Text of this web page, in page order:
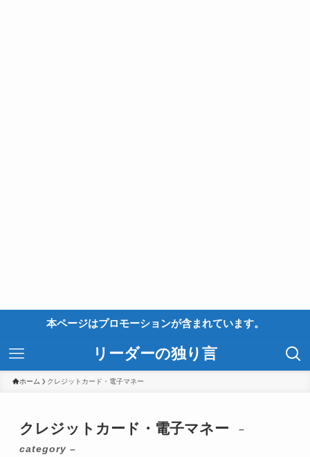
本ページはプロモーションが含まれています。
リーダーの独り言
ホーム クレジットカード・電子マネー
クレジットカード・電子マネー
–
category –